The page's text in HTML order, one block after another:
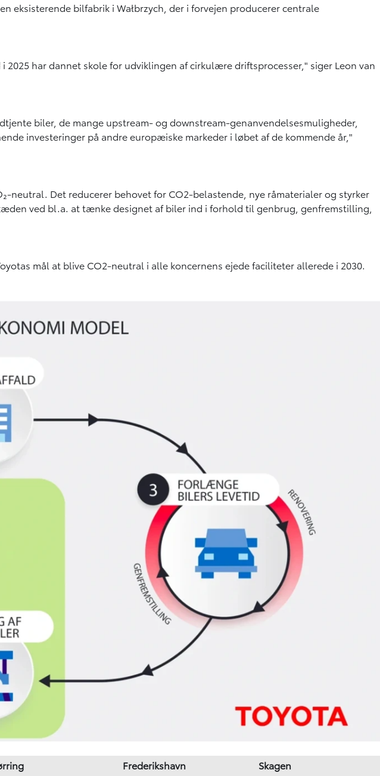
bilfabrik i Wałbrzych, der i forvejen producerer centrale
har dannet skole for udviklingen af cirkulære driftsprocesser," siger Leon van
biler, de mange upstream- og downstream-genanvendelsesmuligheder,
investeringer på andre europæiske markeder i løbet af de kommende år,"
neutral. Det reducerer behovet for CO2-belastende, nye råmaterialer og styrker
ved bl.a. at tænke designet af biler ind i forhold til genbrug, genfremstilling,
mål at blive CO2-neutral i alle koncernens ejede faciliteter allerede i 2030.
Frederikshavn Skagen